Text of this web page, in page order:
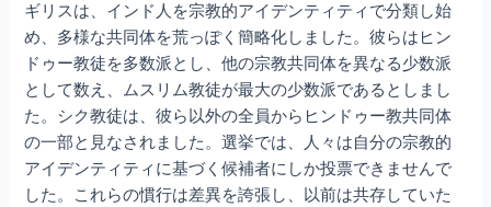
ギリスは、インド人を宗教的アイデンティティで分類し始
め、多様な共同体を荒っぽく簡略化しました。彼らはヒン
ドゥー教徒を多数派とし、他の宗教共同体を異なる少数派
として数え、ムスリム教徒が最大の少数派であるとしまし
た。シク教徒は、彼ら以外の全員からヒンドゥー教共同体
の一部と見なされました。選挙では、人々は自分の宗教的
アイデンティティに基づく候補者にしか投票できませんで
した。これらの慣行は差異を誇張し、以前は共存していた